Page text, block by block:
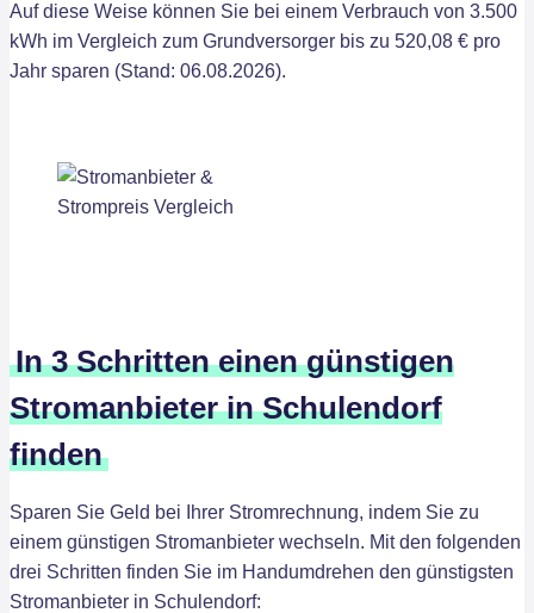
Auf diese Weise können Sie bei einem Verbrauch von 3.500
kWh im Vergleich zum Grundversorger bis zu 520,08 € pro
Jahr sparen (Stand: 06.08.2026).
In 3 Schritten einen günstigen
Stromanbieter in Schulendorf
finden
Sparen Sie Geld bei Ihrer Stromrechnung, indem Sie zu
einem günstigen Stromanbieter wechseln. Mit den folgenden
drei Schritten finden Sie im Handumdrehen den günstigsten
Stromanbieter in Schulendorf: